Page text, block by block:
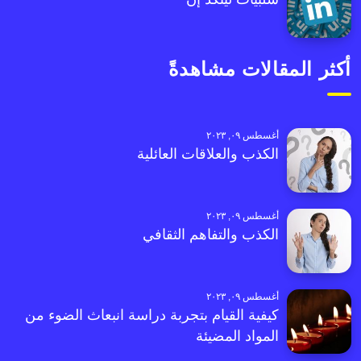
أكثر المقالات مشاهدةً
أغسطس ٠٩, ٢٠٢٣
الكذب والعلاقات العائلية
أغسطس ٠٩, ٢٠٢٣
الكذب والتفاهم الثقافي
أغسطس ٠٩, ٢٠٢٣
كيفية القيام بتجربة دراسة انبعاث الضوء من
المواد المضيئة